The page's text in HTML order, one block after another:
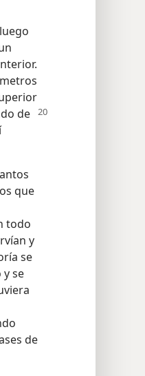
de
que
todo
y
se
se
de